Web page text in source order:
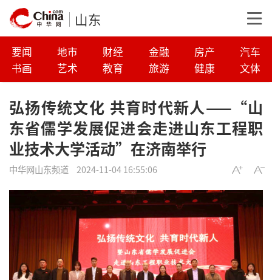
山东
要闻 地市 财经 金融 房产
汽车
书画
艺术 教育 旅游 健康 文体
弘扬传统文化 共育时代新人——“山
东省儒学发展促进会走进山东工程职
业技术大学活动”在济南举行
中华网山东频道 2024-11-04 16:55:06